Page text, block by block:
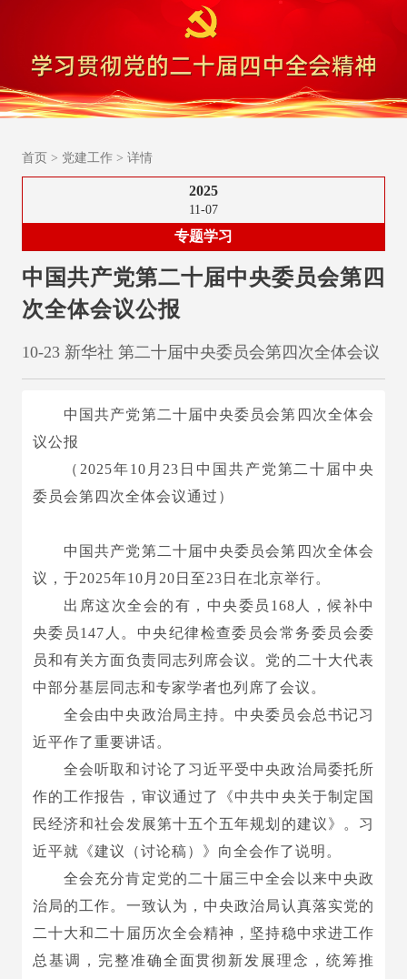
首页 > 党建工作 > 详情
2025
11-07
专题学习
中国共产党第二十届中央委员会第四
次全体会议公报
10-23 新华社 第二十届中央委员会第四次全体会议
中国共产党第二十届中央委员会第四次全体会
议公报
（2025年10月23日中国共产党第二十届中央
委员会第四次全体会议通过）
中国共产党第二十届中央委员会第四次全体会
议，于2025年10月20日至23日在北京举行。
出席这次全会的有，中央委员168人，候补中
央委员147人。中央纪律检查委员会常务委员会委
员和有关方面负责同志列席会议。党的二十大代表
中部分基层同志和专家学者也列席了会议。
全会由中央政治局主持。中央委员会总书记习
近平作了重要讲话。
全会听取和讨论了习近平受中央政治局委托所
作的工作报告，审议通过了《中共中央关于制定国
民经济和社会发展第十五个五年规划的建议》。习
近平就《建议（讨论稿）》向全会作了说明。
全会充分肯定党的二十届三中全会以来中央政
治局的工作。一致认为，中央政治局认真落实党的
二十大和二十届历次全会精神，坚持稳中求进工作
总基调，完整准确全面贯彻新发展理念，统筹推